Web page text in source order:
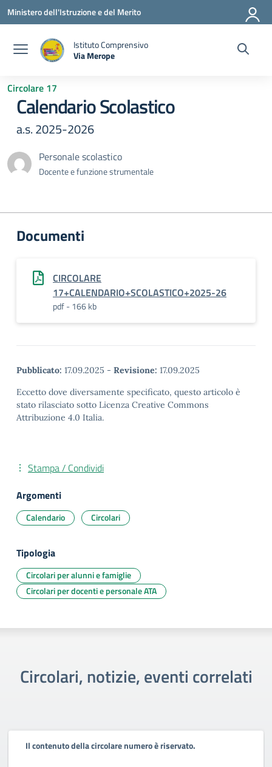
Vai ai contenuti
Vai al menu di navigazione
Vai al footer
Ministero dell'Istruzione e del Merito
Istituto Comprensivo
Via Merope
Circolare 17
Calendario Scolastico
a.s. 2025-2026
Personale scolastico
Docente e funzione strumentale
Documenti
CIRCOLARE
17+CALENDARIO+SCOLASTICO+2025-26
pdf - 166 kb
Pubblicato: 17.09.2025 - Revisione: 17.09.2025
Eccetto dove diversamente specificato, questo articolo è
stato rilasciato sotto Licenza Creative Commons
Attribuzione 4.0 Italia.
Stampa / Condividi
Argomenti
Calendario Circolari
Tipologia
Circolari per alunni e famiglie
Circolari per docenti e personale ATA
Circolari, notizie, eventi correlati
Il contenuto della circolare numero è riservato.